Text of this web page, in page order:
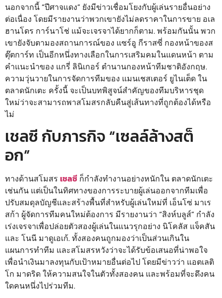
นอกจากนี้ “ปีศาจแดง” ยังมีข่าวเชื่อมโยงกับผู้เล่นรายอื่นอย่าง
ต่อเนื่อง โดยมีรายงานว่าพวกเขายังไม่ลดราคาในการขาย อเล
ฮานโดร การ์นาโช่ แม้จะเจรจาได้ยากก็ตาม. พร้อมกันนั้น พวก
เขายังจับตามองสถานการณ์ของ แซร์อู กีราสซี่ กองหน้าของส
ตุ๊ตการ์ท เป็นอีกหนึ่งทางเลือกในการเสริมคมในแดนหน้า ตาม
คำแนะนำของ แกรี่ ลินิเกอร์ ตำนานกองหน้าทีมชาติอังกฤษ.
ความวุ่นวายในการจัดการทีมของ แมนเชสเตอร์ ยูไนเต็ด ใน
ตลาดนักเตะ ครั้งนี้ จะเป็นบทพิสูจน์สำคัญของทีมบริหารชุด
ใหม่ว่าจะสามารถพาสโมสรกลับคืนสู่เส้นทางที่ถูกต้องได้หรือ
ไม่
เชลซี กับภารกิจ “เซลล์ล้างสต็
อก”
ทางด้านสโมสร เชลซี ก็กำลังทำงานอย่างหนักใน ตลาดนักเตะ
เช่นกัน แต่เป็นในทิศทางของการระบายผู้เล่นออกจากทีมเพื่อ
ปรับสมดุลบัญชีและสร้างพื้นที่สำหรับผู้เล่นใหม่ที่ เอ็นโซ่ มาเร
สก้า ผู้จัดการทีมคนใหม่ต้องการ มีรายงานว่า “สิงห์บลูส์” กำลัง
เร่งเจรจาเพื่อปล่อยตัวสองผู้เล่นในแนวรุกอย่าง นิโคลัส แจ็คสัน
และ โนนี มาดูเอเก้. ทั้งสองคนถูกมองว่าเป็นส่วนเกินใน
แผนการทำทีม และสโมสรหวังว่าจะได้รับข้อเสนอที่น่าพอใจ
เพื่อนำเงินมาลงทุนกับเป้าหมายอื่นต่อไป โดยมีข่าวว่า แอตเลติ
โก มาดริด ให้ความสนใจในตัวทั้งสองคน และพร้อมที่จะดึงคน
ใดคนหนึ่งไปร่วมทีม.